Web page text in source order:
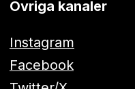
Övriga kanaler
Instagram
Facebook